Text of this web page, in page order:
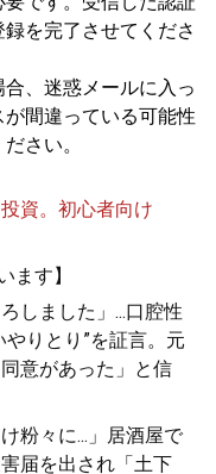
を完了させてくださ
、迷惑メールに入っ
間違っている可能性
さい。
資。初心者向け
ます】
しました」...口腔性
りとり”を証言。元
意があった」と信
粉々に...」居酒屋で
届を出され「土下